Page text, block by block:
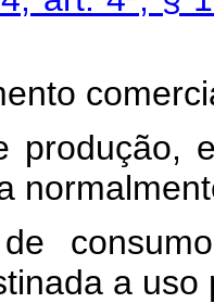
produção,
a